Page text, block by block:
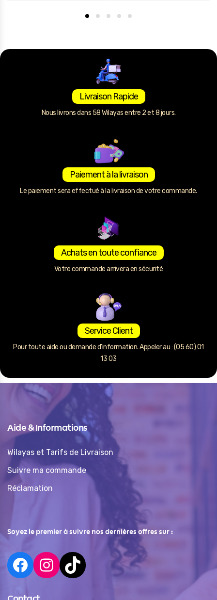
Livraison Rapide
Nous livrons dans 58 Wilayas entre 2 et 8 jours.
Paiement à la livraison
Le paiement sera effectué à la livraison de votre commande.
Achats en toute confiance
Votre commande arrivera en sécurité
Service Client
Pour toute aide ou demande d’information. Appeler au : (05 60) 01
13 03
Aide & Informations
Wilayas et Tarifs de Livraison
Suivre ma commande
Réclamation
Soyez le premier à suivre nos dernières offres sur :